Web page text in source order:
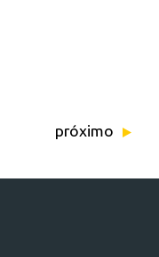
próximo